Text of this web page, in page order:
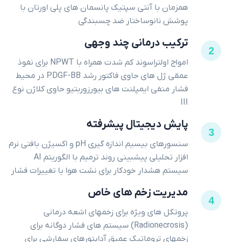
همزمان با آنتی سپتیک پانسمان های پلی اورتان با
پوشش نانوساختار ضد چسبندگی
2
ترکیب درمانی چند وجهی
امواج اولتراسوند کم شدت همراه با NPWT برای نفوذ
عمقی ژل های حاوی فاکتور رشد PDGF-BB در محیط
فشار منفی ایمپلنت های بیورزوربتیو حاوی کلاژن نوع
3
پایش دیجیتال پیشرفته
سنسورهای بیسیم اندازه گیری pH و اکسیژن بافتی نرم
افزار تحلیلی پیشبینی روند ترمیم با الگوریتم AI
سیستم هشدار خودکار برای نشت هوا یا تغییرات فشار
4
مدیریت زخم های خاص
پروتکل های ویژه برای زخمهای اشعه درمانی
(Radionecrosis) سیستم های فشار دوگانه برای
زخمهای تروماتیک عمیق آداپتورهای سفارشی برای